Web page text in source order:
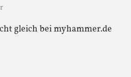
gleich bei myhammer.de